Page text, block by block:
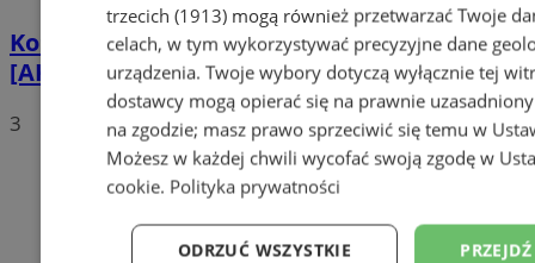
Kolizja z udziałem motocykla na DTŚ!
[AKTUALIZACJA]
3
trzecich (1913)mogą również przetwarzać Twoje
celach, w tym wykorzystywać precyzyjne dane
urządzenia. Twoje wybory dotyczą wyłącznie tej
dostawcy mogą opierać się na prawnie
na zgodzie; masz prawo sprzeciwić się temu w
Możesz w każdej chwili wycofać swoją zgodę w
cookie. Polityka prywatności
ODRZUĆ WSZYSTKIE